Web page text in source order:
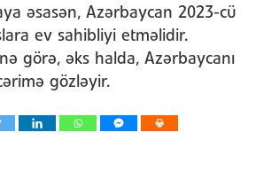
əsasən, Azərbaycan 2023-cü
ev sahibliyi etməlidir.
görə, əks halda, Azərbaycanı
gözləyir.